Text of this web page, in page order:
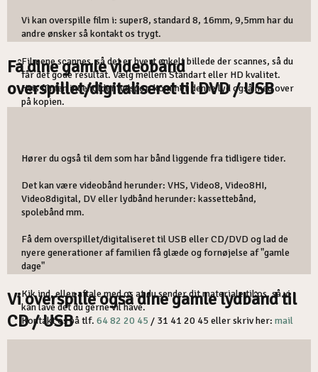
Vi kan overspille film i: super8, standard 8, 16mm, 9,5mm har du
andre ønsker så kontakt os trygt.
Filmene scannes, så det er hvert enkelt billede der scannes, så du
får det gode resultat. Vælg mellem Standart eller HD kvalitet.
Hvis filmen indeholder lydspor, kommer denne lyd også med over
på kopien.
Få dine gamle videobånd
overspillet/digitaliseret til DVD / USB
Hører du også til dem som har bånd liggende fra tidligere tider.
Det kan være videobånd herunder: VHS, Video8, Video8HI,
Video8digital, DV eller lydbånd herunder: kassettebånd,
spolebånd mm.
Få dem overspillet/digitaliseret til USB eller CD/DVD og lad de
nyere generationer af familien få glæde og fornøjelse af "gamle
dage"​
Kik ind, eller aftale med os at du sender dit materiale til os, så vi
kan lave det du gerne vil have.
Kontakt os på tlf. 64 82 20 45 / 31 41 20 45 eller skriv her: mail
Vi overspille også dine gamle lydbånd til
CD / USB